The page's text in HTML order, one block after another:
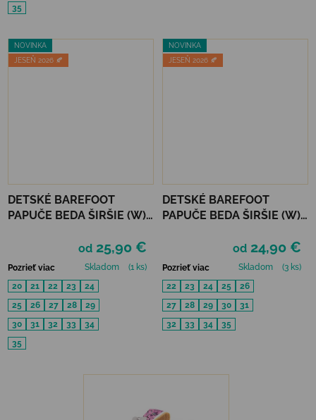
35
NOVINKA
JESEŇ 2026 🍂
DETSKÉ BAREFOOT
PAPUČE BEDA ŠIRŠIE (W)
od 25,90 €
Pozrieť viac Skladom
(1 ks)
20
21 22 23
24
25
26 27 28
29
30
31 32 33
34
35
NOVINKA
JESEŇ 2026 🍂
DETSKÉ BAREFOOT
PAPUČE BEDA ŠIRŠIE (W) -
od 24,90 €
Pozrieť viac Skladom
(3 ks)
22
23 24 25
26
27
28 29 30
31
32
33 34 35